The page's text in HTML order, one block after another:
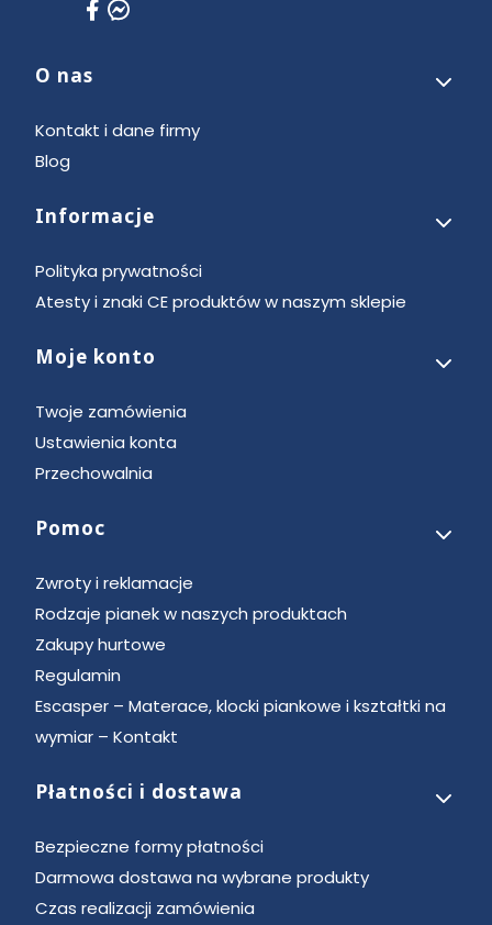
Linki w stopce
O nas
Kontakt i dane firmy
Blog
Informacje
Polityka prywatności
Atesty i znaki CE produktów w naszym sklepie
Moje konto
Twoje zamówienia
Ustawienia konta
Przechowalnia
Pomoc
Zwroty i reklamacje
Rodzaje pianek w naszych produktach
Zakupy hurtowe
Regulamin
Escasper – Materace, klocki piankowe i kształtki na
wymiar – Kontakt
Płatności i dostawa
Bezpieczne formy płatności
Darmowa dostawa na wybrane produkty
Czas realizacji zamówienia